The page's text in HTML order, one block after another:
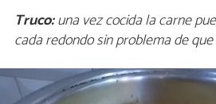
Truco:una vez cocida la carne
cada redondo sin problema de